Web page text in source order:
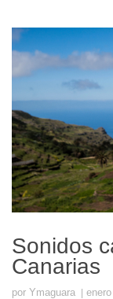
Sonidos
Canarias
por Ymaguara